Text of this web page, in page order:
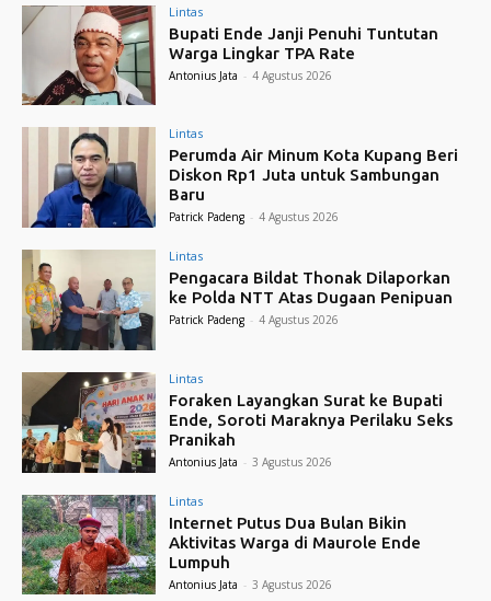
Lintas
Bupati Ende Janji Penuhi Tuntutan
Warga Lingkar TPA Rate
Antonius Jata - 4 Agustus 2026
Lintas
Perumda Air Minum Kota Kupang Beri
Diskon Rp1 Juta untuk Sambungan
Baru
Patrick Padeng - 4 Agustus 2026
Lintas
Pengacara Bildat Thonak Dilaporkan
ke Polda NTT Atas Dugaan Penipuan
Patrick Padeng - 4 Agustus 2026
Lintas
Foraken Layangkan Surat ke Bupati
Ende, Soroti Maraknya Perilaku Seks
Pranikah
Antonius Jata - 3 Agustus 2026
Lintas
Internet Putus Dua Bulan Bikin
Aktivitas Warga di Maurole Ende
Lumpuh
Antonius Jata - 3 Agustus 2026